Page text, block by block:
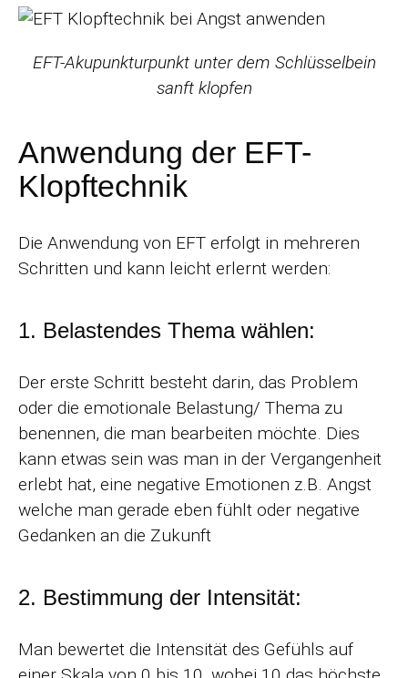
EFT-Akupunkturpunkt unter dem Schlüsselbein
sanft klopfen
Anwendung der EFT-
Klopftechnik
Die Anwendung von EFT erfolgt in mehreren
Schritten und kann leicht erlernt werden:
1. Belastendes Thema wählen:
Der erste Schritt besteht darin, das Problem
oder die emotionale Belastung/ Thema zu
benennen, die man bearbeiten möchte. Dies
kann etwas sein was man in der Vergangenheit
erlebt hat, eine negative Emotionen z.B. Angst
welche man gerade eben fühlt oder negative
Gedanken an die Zukunft
2. Bestimmung der Intensität:
Man bewertet die Intensität des Gefühls auf